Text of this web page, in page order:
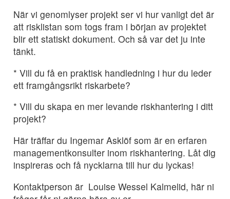
När vi genomlyser projekt ser vi hur vanligt det är
att risklistan som togs fram i början av projektet
blir ett statiskt dokument. Och så var det ju inte
tänkt.
* Vill du få en praktisk handledning i hur du leder
ett framgångsrikt riskarbete?
* Vill du skapa en mer levande riskhantering i ditt
projekt?
Här träffar du Ingemar Asklöf som är en erfaren
managementkonsulter inom riskhantering. Låt dig
inspireras och få nycklarna till hur du lyckas!
Kontaktperson är Louise Wessel Kalmelid, här ni